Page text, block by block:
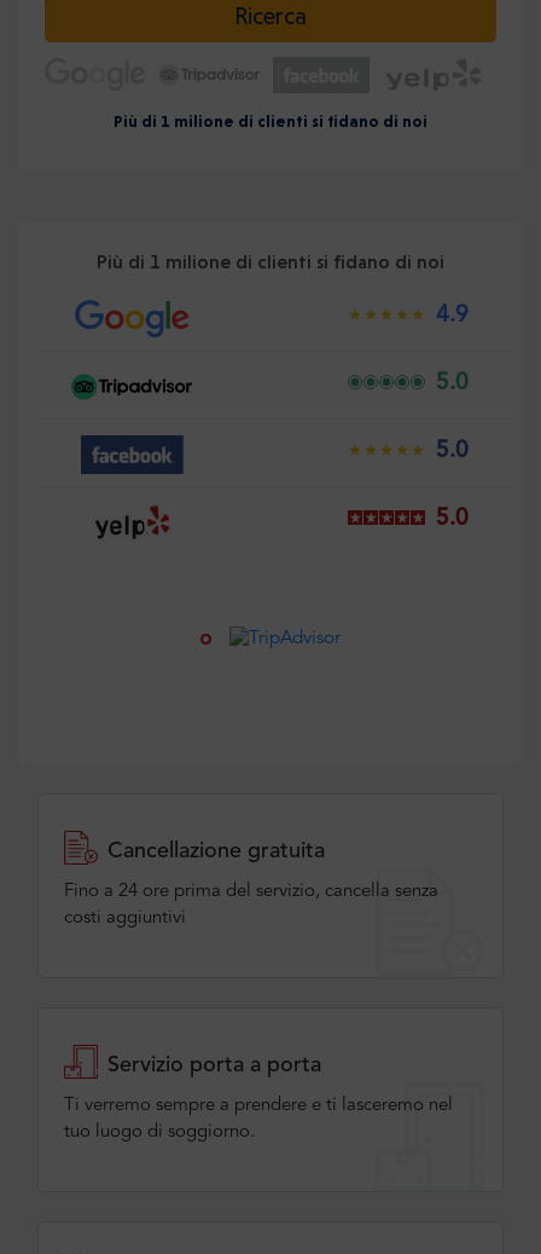
Ricerca
Più di 1 milione di clienti si fidano di noi
Più di 1 milione di clienti si fidano di noi
4.9
5.0
5.0
5.0
Cancellazione gratuita
Fino a 24 ore prima del servizio, cancella senza
costi aggiuntivi
Servizio porta a porta
Ti verremo sempre a prendere e ti lasceremo nel
tuo luogo di soggiorno.